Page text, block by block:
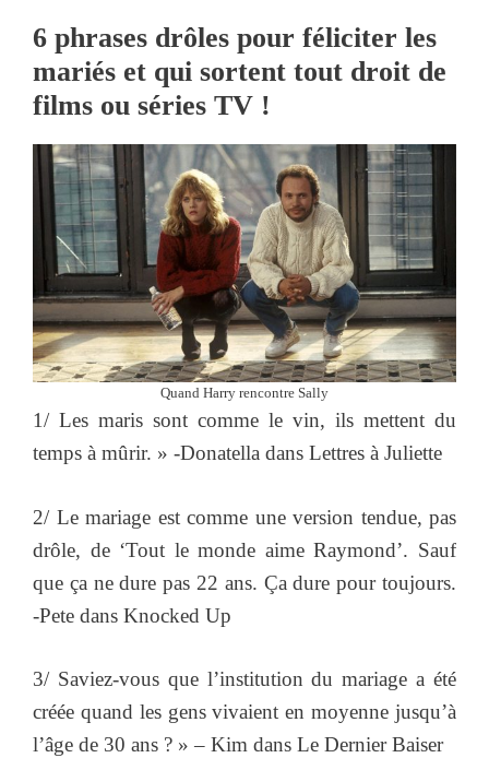
6 phrases drôles pour féliciter les
mariés et qui sortent tout droit de
films ou séries TV !
Quand Harry rencontre Sally
1/ Les maris sont comme le vin, ils mettent du
temps à mûrir. » -Donatella dans Lettres à Juliette
2/ Le mariage est comme une version tendue, pas
drôle, de ‘Tout le monde aime Raymond’. Sauf
que ça ne dure pas 22 ans. Ça dure pour toujours.
-Pete dans Knocked Up
3/ Saviez-vous que l’institution du mariage a été
créée quand les gens vivaient en moyenne jusqu’à
l’âge de 30 ans ? » – Kim dans Le Dernier Baiser